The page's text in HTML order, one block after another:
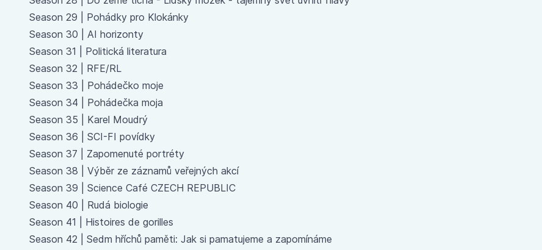
Season 29 | Pohádky pro Klokánky
Season 30 | AI horizonty
Season 31 | Politická literatura
Season 32 | RFE/RL
Season 33 | Pohádečko moje
Season 34 | Pohádečka moja
Season 35 | Karel Moudrý
Season 36 | SCI-FI povídky
Season 37 | Zapomenuté portréty
Season 38 | Výběr ze záznamů veřejných akcí
Season 39 | Science Café CZECH REPUBLIC
Season 40 | Rudá biologie
Season 41 | Histoires de gorilles
Season 42 | Sedm hříchů paměti: Jak si pamatujeme a zapomínáme